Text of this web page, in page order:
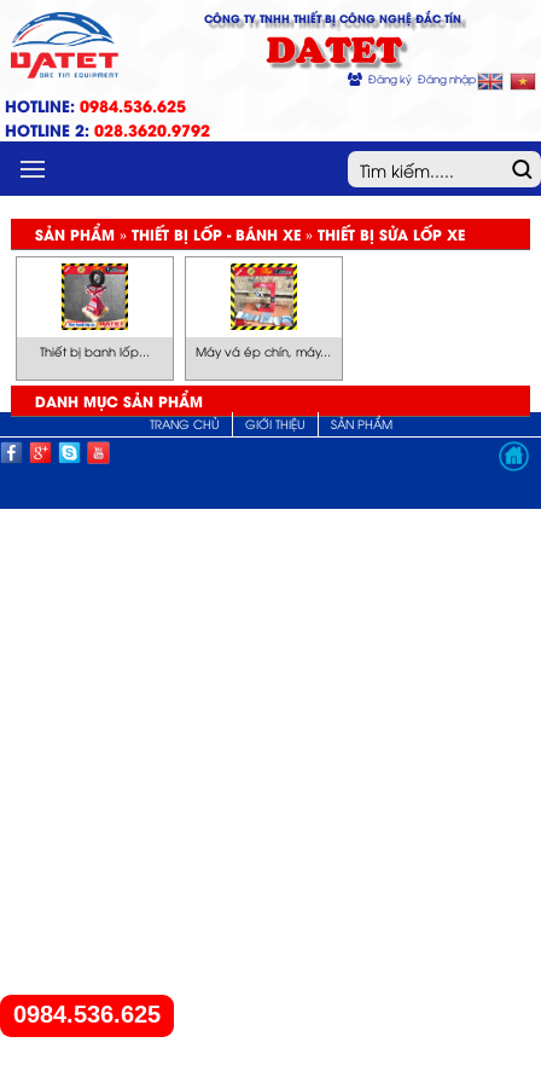
CÔNG TY TNHH THIẾT BỊ CÔNG NGHỆ ĐẮC TÍN
DATET
Đăng ký Đăng nhập
HOTLINE: 0984.536.625
HOTLINE 2: 028.3620.9792
0984.536.625
MENU
SẢN PHẨM » THIẾT BỊ LỐP - BÁNH XE » THIẾT BỊ SỬA LỐP XE
Thiết bị banh lốp... Máy vá ép chín, máy...
DANH MỤC SẢN PHẨM
TRANG CHỦ GIỚI THIỆU SẢN PHẨM